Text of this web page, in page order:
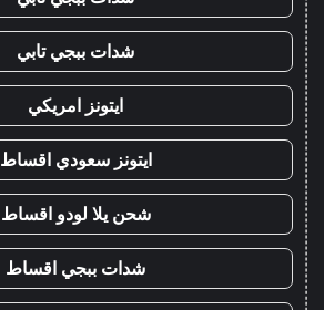
شدات ببجي تابي
ايتونز امريكي
ايتونز سعودي اقساط
شحن يلا لودو اقساط
شدات ببجي اقساط